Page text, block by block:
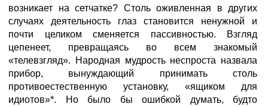
возникает на сетчатке? Столь оживленная в других
случаях деятельность глаз становится ненужной и
почти целиком сменяется пассивностью. Взгляд
цепенеет, превращаясь во всем знакомый
«телевзгляд». Народная мудрость неспроста назвала
прибор, вынуждающий принимать столь
противоестественную установку, «ящиком для
идиотов»*. Но было бы ошибкой думать, будто